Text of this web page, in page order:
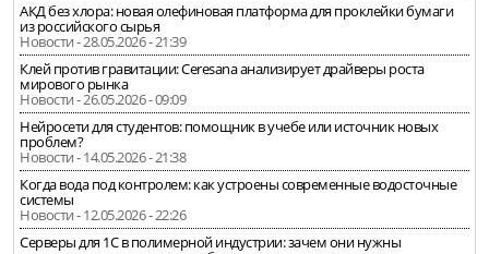
АКД без хлора: новая олефиновая платформа для проклейки бумаги
из российского сырья
Новости - 28.05.2026 - 21:39
Клей против гравитации: Ceresana анализирует драйверы роста
мирового рынка
Новости - 26.05.2026 - 09:09
Нейросети для студентов: помощник в учебе или источник новых
проблем?
Новости - 14.05.2026 - 21:38
Когда вода под контролем: как устроены современные водосточные
системы
Новости - 12.05.2026 - 22:26
Серверы для 1С в полимерной индустрии: зачем они нужны